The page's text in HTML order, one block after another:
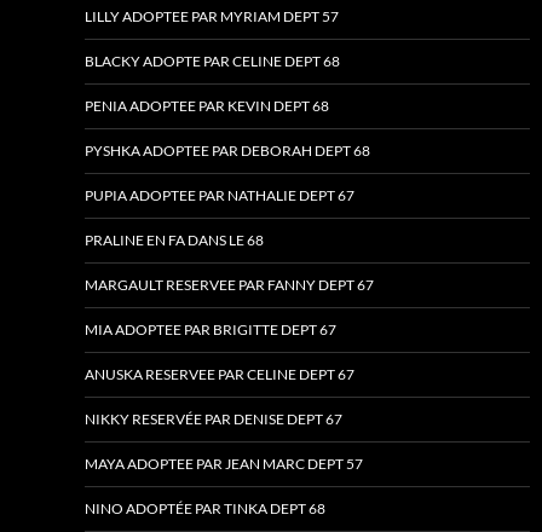
LILLY ADOPTEE PAR MYRIAM DEPT 57
BLACKY ADOPTE PAR CELINE DEPT 68
PENIA ADOPTEE PAR KEVIN DEPT 68
PYSHKA ADOPTEE PAR DEBORAH DEPT 68
PUPIA ADOPTEE PAR NATHALIE DEPT 67
PRALINE EN FA DANS LE 68
MARGAULT RESERVEE PAR FANNY DEPT 67
MIA ADOPTEE PAR BRIGITTE DEPT 67
ANUSKA RESERVEE PAR CELINE DEPT 67
NIKKY RESERVÉE PAR DENISE DEPT 67
MAYA ADOPTEE PAR JEAN MARC DEPT 57
NINO ADOPTÉE PAR TINKA DEPT 68